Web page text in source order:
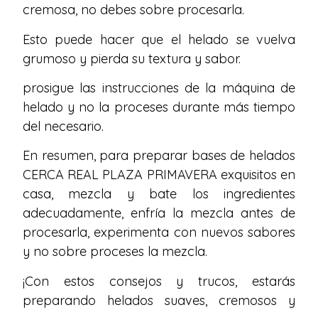
cremosa, no debes sobre procesarla.
Esto puede hacer que el helado se vuelva
grumoso y pierda su textura y sabor.
prosigue las instrucciones de la máquina de
helado y no la proceses durante más tiempo
del necesario.
En resumen, para preparar bases de helados
CERCA REAL PLAZA PRIMAVERA exquisitos en
casa, mezcla y bate los ingredientes
adecuadamente, enfría la mezcla antes de
procesarla, experimenta con nuevos sabores
y no sobre proceses la mezcla.
¡Con estos consejos y trucos, estarás
preparando helados suaves, cremosos y